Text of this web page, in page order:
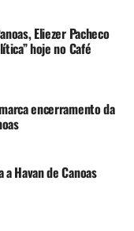
Eliezer Pacheco
hoje no Café
encerramento da
Havan de Canoas